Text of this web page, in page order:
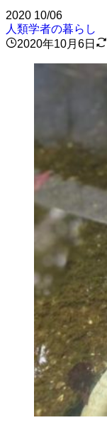
2020 10/06
人類学者の暮らし
2020年10月6日